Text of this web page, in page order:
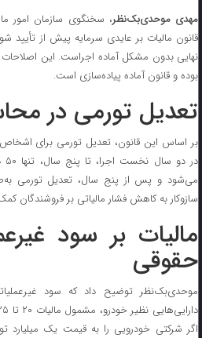
مهدی موحدی‌بک‌نظر، سخنگوی سازمان امور
قانون مالیات بر عایدی سرمایه پیش از تأیید
نهایی بدون مشکل آماده اجراست. این
بوده و قانون آماده پیاده‌سازی است.
تعدیل تورمی در
بر اساس این قانون، تعدیل تورمی برای
در
می‌شود و پس از پنج سال، تعدیل تورمی
سازوکار به کاهش فشار مالیاتی بر فروشندگان
مالیات بر سود
حقوقی
موحدی‌بک‌نظر توضیح داد که سود
اگر شرکتی خودرویی را به قیمت یک میلیارد